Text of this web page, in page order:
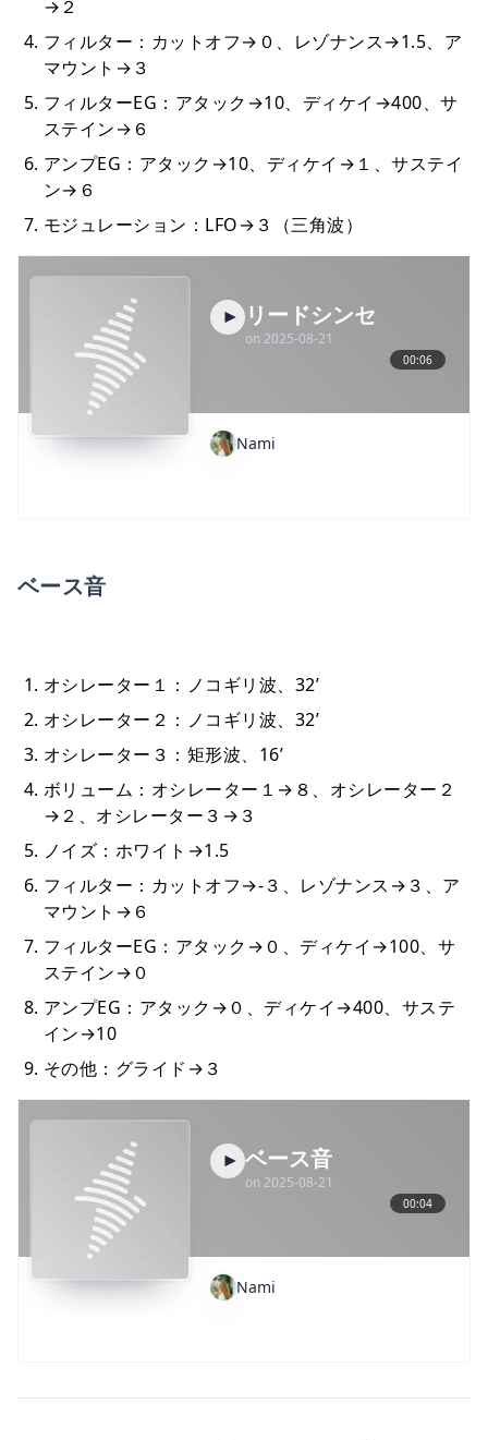
→２
フィルター：カットオフ→０、レゾナンス→1.5、ア
マウント→３
フィルターEG：アタック→10、ディケイ→400、サ
ステイン→６
アンプEG：アタック→10、ディケイ→１、サステイ
ン→６
モジュレーション：LFO→３（三角波）
ベース音
オシレーター１：ノコギリ波、32’
オシレーター２：ノコギリ波、32’
オシレーター３：矩形波、16’
ボリューム：オシレーター１→８、オシレーター２
→２、オシレーター３→３
ノイズ：ホワイト→1.5
フィルター：カットオフ→-３、レゾナンス→３、ア
マウント→６
フィルターEG：アタック→０、ディケイ→100、サ
ステイン→０
アンプEG：アタック→０、ディケイ→400、サステ
イン→10
その他：グライド→３